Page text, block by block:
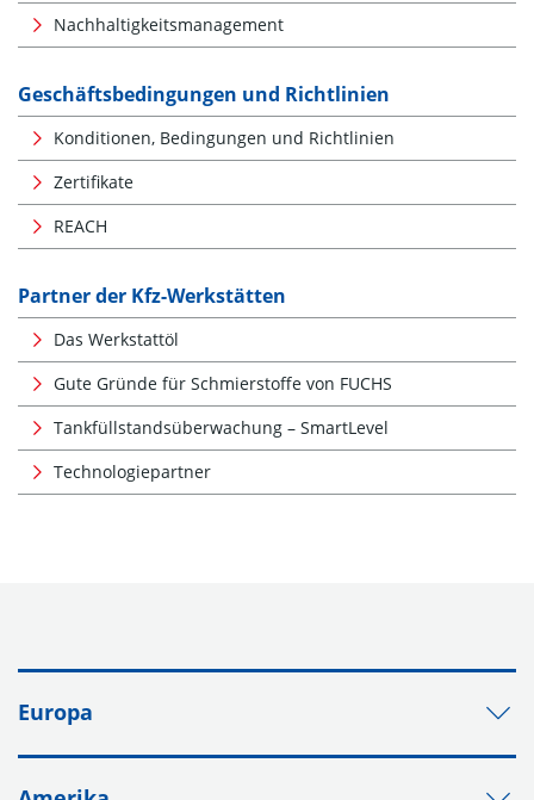
Nachhaltigkeitsmanagement
Geschäftsbedingungen und Richtlinien
Konditionen, Bedingungen und Richtlinien
Zertifikate
REACH
Partner der Kfz-Werkstätten
Das Werkstattöl
Gute Gründe für Schmierstoffe von FUCHS
Tankfüllstandsüberwachung – SmartLevel
Technologiepartner
Europa